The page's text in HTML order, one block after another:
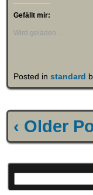
Gefällt mir:
Wird geladen...
Posted in standard
‹ Older